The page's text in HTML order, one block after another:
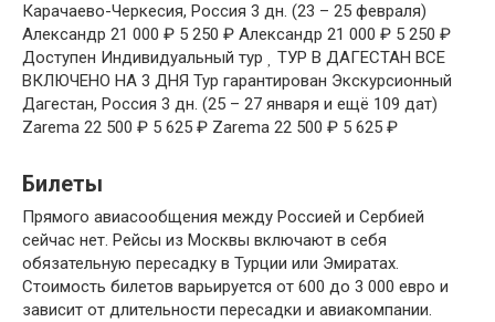
Карачаево-Черкесия, Россия 3 дн. (23 – 25 февраля)
Александр 21 000 ₽ 5 250 ₽ Александр 21 000 ₽ 5 250 ₽
Доступен Индивидуальный тур
ТУР В ДАГЕСТАН ВСЕ
ВКЛЮЧЕНО НА 3 ДНЯ Тур гарантирован Экскурсионный
Дагестан, Россия 3 дн. (25 – 27 января и ещё 109 дат)
Zarema 22 500 ₽ 5 625 ₽ Zarema 22 500 ₽ 5 625 ₽
Билеты
Прямого авиасообщения между Россией и Сербией
сейчас нет. Рейсы из Москвы включают в себя
обязательную пересадку в Турции или Эмиратах.
Стоимость билетов варьируется от 600 до 3 000 евро и
зависит от длительности пересадки и авиакомпании.